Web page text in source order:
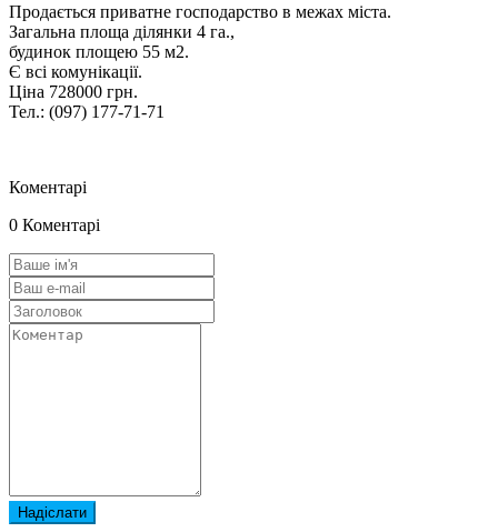
Продається приватне господарство в межах міста.
Загальна площа ділянки 4 га.,
будинок площею 55 м2.
Є всі комунікації.
Ціна 728000 грн.
Тел.: (097) 177-71-71
Коментарі
0 Коментарі
Надіслати